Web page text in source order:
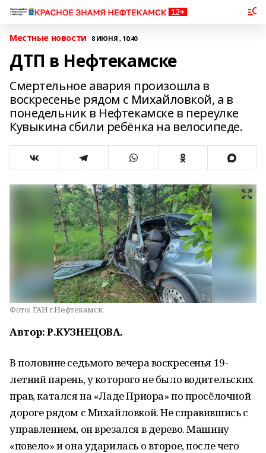
Местные новости 8 ИЮНЯ , 10:40
ДТП в Нефтекамске
Смертельное авария произошла в
воскресенье рядом с Михайловкой, а в
понедельник в Нефтекамске в переулке
Кувыкина сбили ребёнка на велосипеде.
Фото: ГАИ г.Нефтекамск.
Автор: Р.КУЗНЕЦОВА.
В половине седьмого вечера воскресенья 19-
летний парень, у которого не было водительских
прав, катался на «Ладе Приора» по просёлочной
дороге рядом с Михайловкой. Не справившись с
управлением, он врезался в дерево. Машину
«повело» и она ударилась о второе, после чего